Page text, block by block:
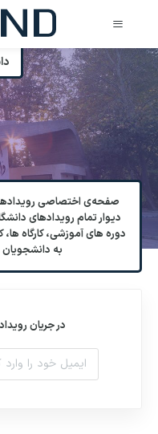
صفحه‌ی اختصاصی رویدادهای
دیوار تمام رویدادهای
دوره های آموزشی، کارگاه
به
در جریان